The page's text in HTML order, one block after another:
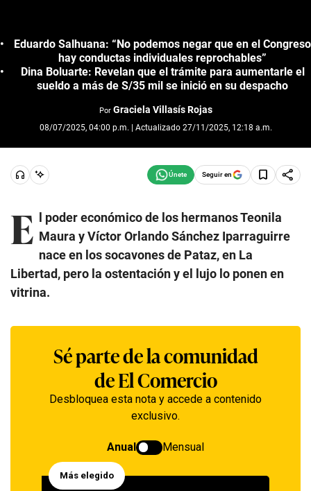
Eduardo Salhuana: “No podemos negar que en el Congreso
hay conductas individuales reprochables”
Dina Boluarte: Revelan que el trámite para aumentarle el
sueldo a más de S/35 mil se inició en su despacho
Por Graciela Villasís Rojas
08/07/2025, 04:00 p.m. | Actualizado 27/11/2025, 12:18 a.m.
Seguir en
E l poder económico de los hermanos Teonila
Maura y Víctor Orlando Sánchez Iparraguirre
nace en los socavones de Pataz, en La
Libertad, pero la ostentación y el lujo lo ponen en
vitrina.